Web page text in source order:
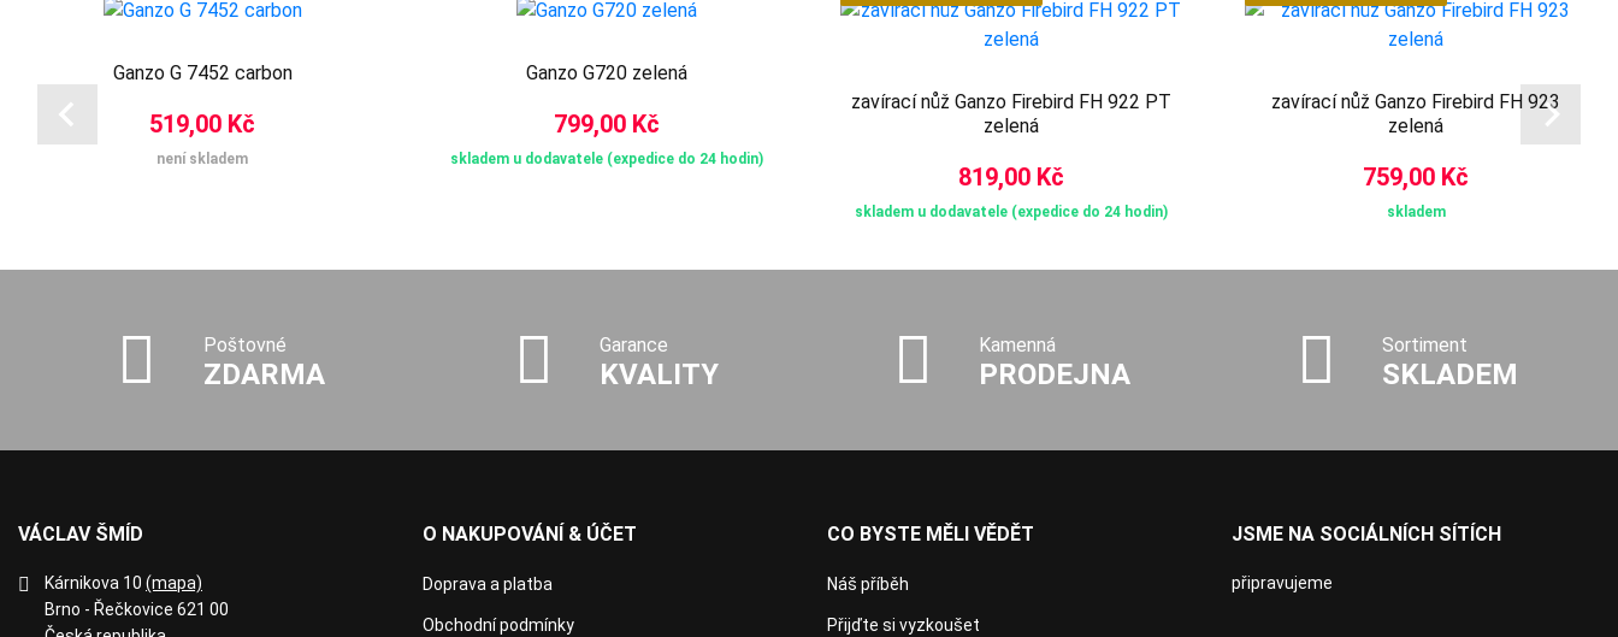
Ganzo G 7452 carbon
519,00 Kč
není skladem
Ganzo G720 zelená
799,00 Kč
skladem u dodavatele (expedice do 24 hodin)
zavírací nůž Ganzo Firebird FH 922 PT
zelená
819,00 Kč
skladem u dodavatele (expedice do 24 hodin)
zavírací nůž Ganzo Firebird FH 923
zelená
759,00 Kč
skladem
Poštovné
ZDARMA
Garance
KVALITY
Kamenná
PRODEJNA
Sortiment
SKLADEM
VÁCLAV ŠMÍD
Kárnikova 10 (mapa)
Brno - Řečkovice 621 00
O NAKUPOVÁNÍ & ÚČET
Doprava a platba
Obchodní podmínky
CO BYSTE MĚLI VĚDĚT
Náš příběh
Přijďte si vyzkoušet
JSME NA SOCIÁLNÍCH SÍTÍCH
připravujeme